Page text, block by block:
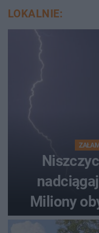
LOKALNIE:
Miliony